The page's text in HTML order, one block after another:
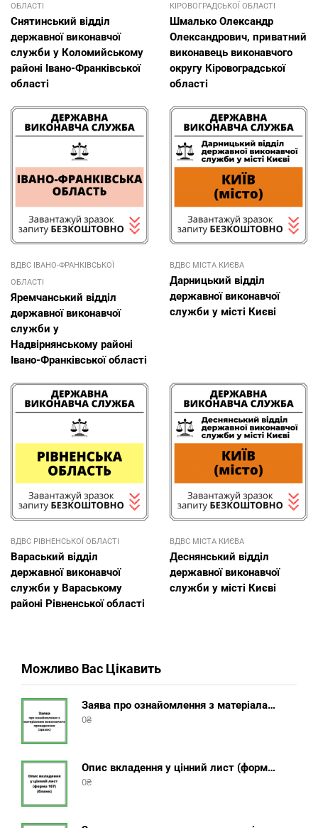
ОБЛАСТІ
Снятинський відділ
державної виконавчої
служби у Коломийському
районі Івано-Франківської
області
КІРОВОГРАДСЬКОЇ ОБЛАСТІ
Шмалько Олександр
Олександрович, приватний
виконавець виконавчого
округу Кіровоградської
області
ВДВС ІВАНО-ФРАНКІВСЬКОЇ
ОБЛАСТІ
Яремчанський відділ
державної виконавчої
служби у
Надвірнянському районі
Івано-Франківської області
ВДВС МІСТА КИЄВА
Дарницький відділ
державної виконавчої
служби у місті Києві
ВДВС РІВНЕНСЬКОЇ ОБЛАСТІ
Вараський відділ
державної виконавчої
служби у Вараському
районі Рівненської області
ВДВС МІСТА КИЄВА
Деснянський відділ
державної виконавчої
служби у місті Києві
Можливо Вас Цікавить
Заява про ознайомлення з матеріалами виконавчого провадження (зразок, шаблон 2025 року)
0₴
Опис вкладення у цінний лист (форма 107) + інструкція відправлення цінного листа з описом вкладення
0₴